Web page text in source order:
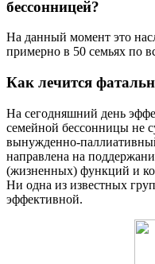
бессонницей?
На данный момент это
примерно в 50 семьях по
Как лечится
На сегодняшний день
семейной бессонницы не
вынужденно-
направлена на
(жизненных) функций и
Ни одна из известных
эффективной.